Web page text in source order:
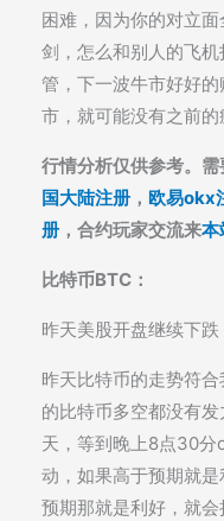
困难，因为你的对立
剑，怎么和别人的飞
管，下一波牛市好好
市，就可能没有之前的
行情分析仅供参考。
国大陆注册 ， 欧易okx
册 ，合约玩家交流来本
比特币BTC：
昨天美股开盘继续下跌
昨天比特币的走势符
的比特币多空都没有
天，等到晚上8点30分
动，如果高于预期就
预期那就是利好，就